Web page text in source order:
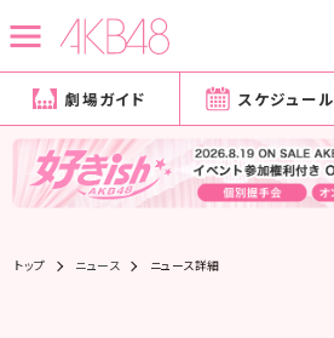
劇場ガイド スケジュール
トップ ニュース ニュース詳細